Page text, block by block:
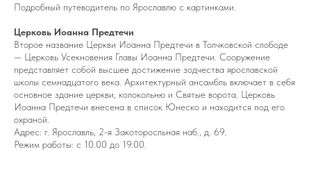
Подробный путеводитель по Ярославлю с картинками.
Церковь Иоанна Предтечи
Второе название Церкви Иоанна Предтечи в Толчковской слободе
— Церковь Усекновения Главы Иоанна Предтечи. Сооружение
представляет собой высшее достижение зодчества ярославской
школы семнадцатого века. Архитектурный ансамбль включает в себя
основное здание церкви, колокольню и Святые ворота. Церковь
Иоанна Предтечи внесена в список Юнеско и находится под его
охраной.
Адрес: г. Ярославль, 2-я Закоторосльная наб., д. 69.
Режим работы: с 10.00 до 19.00.